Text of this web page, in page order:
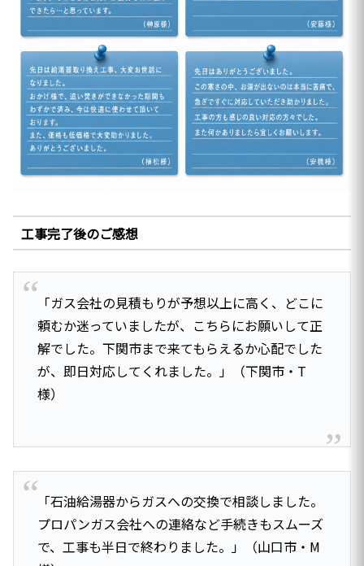
工事完了後のご感想
「ガス会社の見積もりが予想以上に高く、どこに
頼むか迷っていましたが、こちらにお願いして正
解でした。下関市まで来てもらえるか心配でした
が、即日対応してくれました。」（下関市・T
様）
「石油給湯器からガスへの交換で相談しました。
プロパンガス会社への連絡など手続きもスムーズ
で、工事も半日で終わりました。」（山口市・M